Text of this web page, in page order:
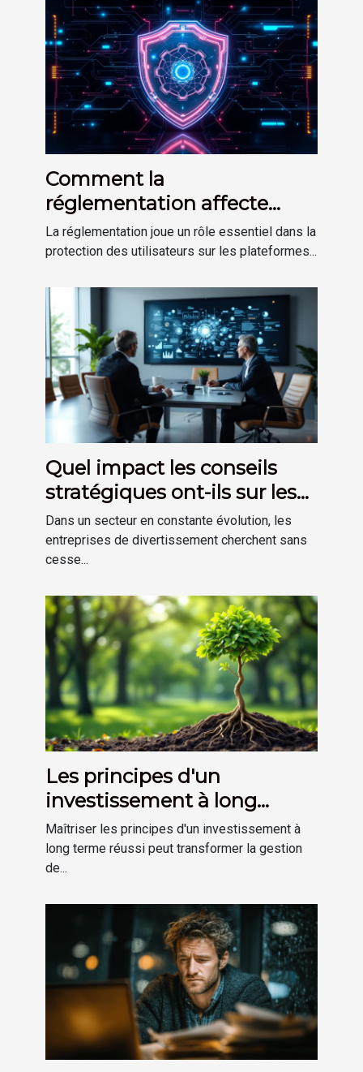
Comment la
réglementation affecte
votre sécurité sur les
plateformes
La réglementation joue un rôle essentiel dans la
protection des utilisateurs sur les plateformes...
Quel impact les conseils
stratégiques ont-ils sur les
entreprises de
divertissement ?
Dans un secteur en constante évolution, les
entreprises de divertissement cherchent sans
cesse...
Les principes d'un
investissement à long
terme réussi
Maîtriser les principes d'un investissement à
long terme réussi peut transformer la gestion
de...